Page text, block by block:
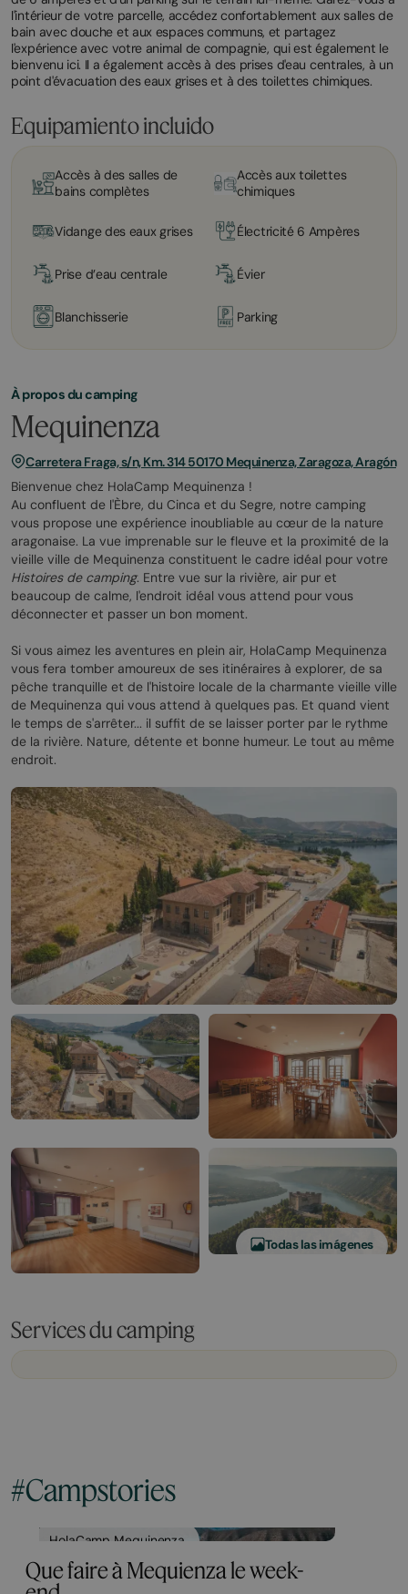
l'intérieur de votre parcelle, accédez confortablement aux salles de
bain avec douche et aux espaces communs, et partagez
l'expérience avec votre animal de compagnie, qui est également le
bienvenu ici. Il a également accès à des prises d'eau centrales, à un
point d'évacuation des eaux grises et à des toilettes chimiques.
Equipamiento incluido
Accès à des salles de
bains complètes
Accès aux toilettes
chimiques
Vidange des eaux grises Électricité 6 Ampères
Prise d’eau centrale Évier
Blanchisserie Parking
À propos du camping
Mequinenza
Carretera Fraga, s/n, Km. 314 50170 Mequinenza, Zaragoza, Aragón
Bienvenue chez HolaCamp Mequinenza !
Au confluent de l'Èbre, du Cinca et du Segre, notre camping
vous propose une expérience inoubliable au cœur de la nature
aragonaise. La vue imprenable sur le fleuve et la proximité de la
vieille ville de Mequinenza constituent le cadre idéal pour votre
Histoires de camping. Entre vue sur la rivière, air pur et
beaucoup de calme, l'endroit idéal vous attend pour vous
déconnecter et passer un bon moment.
Si vous aimez les aventures en plein air, HolaCamp Mequinenza
vous fera tomber amoureux de ses itinéraires à explorer, de sa
pêche tranquille et de l'histoire locale de la charmante vieille ville
de Mequinenza qui vous attend à quelques pas. Et quand vient
le temps de s'arrêter... il suffit de se laisser porter par le rythme
de la rivière. Nature, détente et bonne humeur. Le tout au même
endroit.
Todas las imágenes
Services du camping
#Campstories
HolaCamp Mequinenza
Que faire à Mequienza le week-